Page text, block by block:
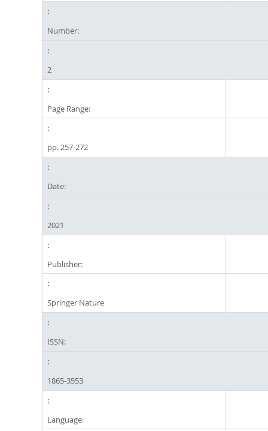
Number:
2
Page Range:
pp. 257-272
Date:
2021
Publisher:
Springer Nature
ISSN:
1865-3553
Language: